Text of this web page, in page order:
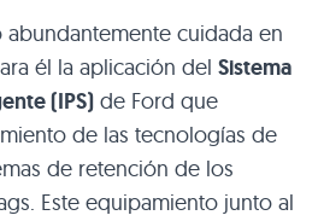
abundantemente cuidada en
él la aplicación del Sistema
(IPS) de Ford que
de las tecnologías de
de retención de los
Este equipamiento junto al